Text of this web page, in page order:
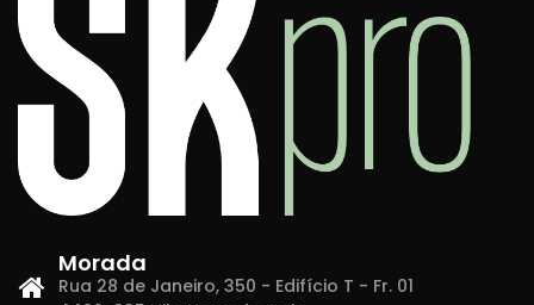
Morada
Rua 28 de Janeiro, 350 - Edifício T - Fr. 01